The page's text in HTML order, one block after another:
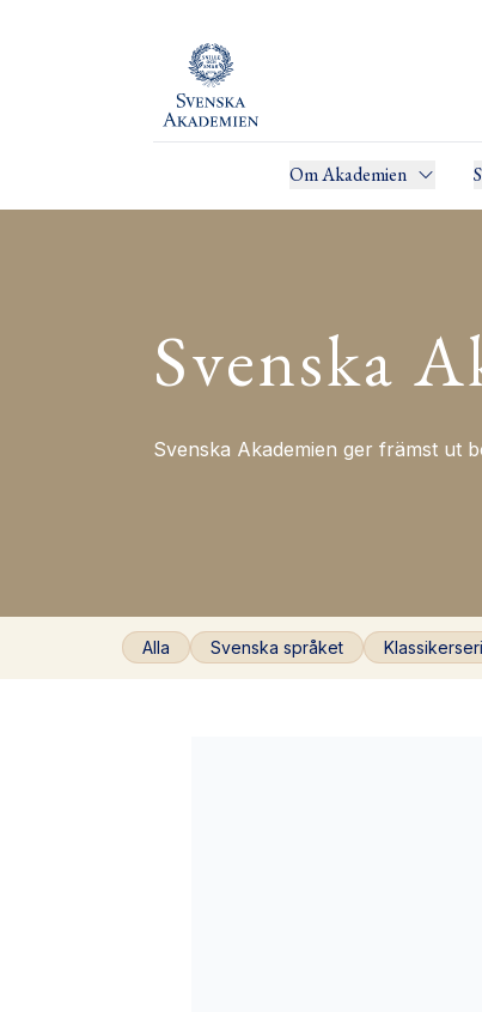
Om Akademien
Svenska
Svenska Akademien ger främst ut
Alla Svenska språket